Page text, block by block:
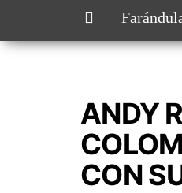
ANDY
CON